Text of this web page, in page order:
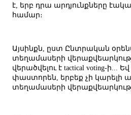
է, երբ դրա արդյունքները
համար։
Այսինքն, ըստ Ընտրական
տեղամասերի
վերածվելու է tactical voting-ի...
փաստորեն, երբեք չի կարելի
տեղամասերի